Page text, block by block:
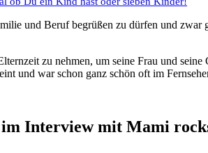
zu nehmen, um seine Frau und
und war schon ganz schön oft im